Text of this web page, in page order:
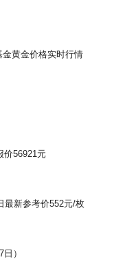
黄金价格实时行情
价56921元
最新参考价552元/枚
）